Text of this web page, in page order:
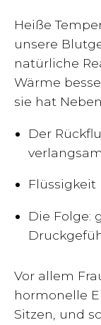
Heiße
unsere
natürliche
Wärme
sie hat
Der
Flüssigkeit
Die Folge:
Vor allem
hormonelle
Sitzen, und